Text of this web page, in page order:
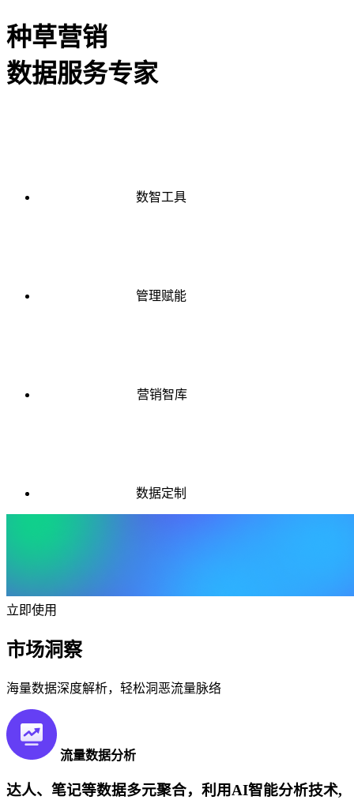
种草营销
数据服务专家
数智工具
管理赋能
营销智库
数据定制
立即使用
市场洞察
海量数据深度解析，轻松洞恶流量脉络
流量数据分析
达人、笔记等数据多元聚合，利用AI智能分析技术,